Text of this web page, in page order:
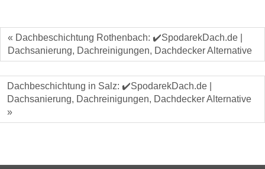
« Dachbeschichtung Rothenbach: ✔️SpodarekDach.de |
Dachsanierung, Dachreinigungen, Dachdecker Alternative
Dachbeschichtung in Salz: ✔️SpodarekDach.de |
Dachsanierung, Dachreinigungen, Dachdecker Alternative
»